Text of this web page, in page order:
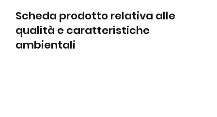
Scheda prodotto relativa alle
qualità e caratteristiche
ambientali